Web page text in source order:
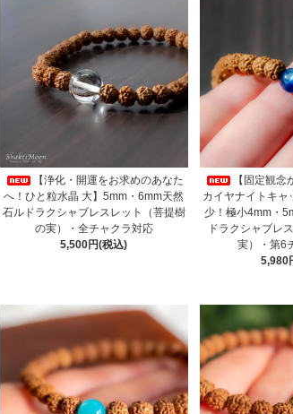
【浄化・開運をお求めのあなた
へ！ひと粒水晶 大】5mm・6mm天然
石ルドラクシャブレスレット（菩提樹
の実）・全チャクラ対応
5,500円(税込)
【固定観
カイヤナイトキャ
少！極小4mm・
ドラクシャブレ
実）・第6
5,980